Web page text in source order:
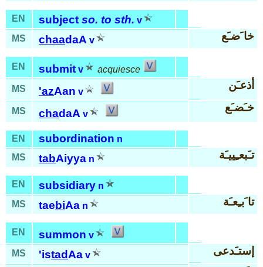
EN subject so. to sth. v
MS
chaadaA v خا َضـَع
EN submit v
acquiesce
MS
'azAan v
أذعـَن
MS chadaA v
خـَضـَع
EN subordination n
MS
tabAiyya n تـَبعـِييـَة
EN subsidiary n
MS
taebiAa n تا َبـِعـَة
EN summon v
MS
'istadAa v
إستـَدعى